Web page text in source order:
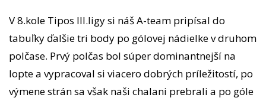
V 8.kole Tipos III.ligy si náš A-team pripísal do
tabuľky ďalšie tri body po gólovej nádielke v druhom
polčase. Prvý polčas bol súper dominantnejší na
lopte a vypracoval si viacero dobrých príležitostí, po
výmene strán sa však naši chalani prebrali a po góle